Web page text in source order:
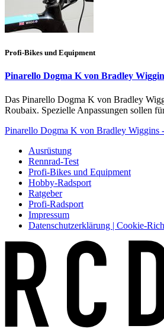
Profi-Bikes und Equipment
Pinarello Dogma K von Bradley
Das Pinarello Dogma K von Bradley
Roubaix. Spezielle Anpassungen sollen
Pinarello Dogma K von Bradley Wiggins
Ausrüstung
Rennrad-Test
Profi-Bikes und Equipment
Hobby-Radsport
Ratgeber
Profi-Radsport
Impressum
Datenschutzerklärung | Cookie-